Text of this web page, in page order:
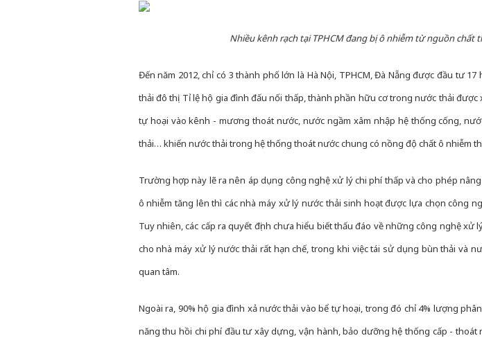
Nhiều kênh rạch tại TPHCM đang bị ô nhiễm từ nguồn chất
Đến năm 2012, chỉ có 3 thành phố lớn là Hà Nội, TPHCM, Đà Nẵng được đầu tư
thải đô thị. Tỉ lệ hộ gia đình đấu nối thấp, thành phần hữu cơ trong nước thải
tự hoại vào kênh - mương thoát nước, nước ngầm xâm nhập hệ thống cống,
thải… khiến nước thải trong hệ thống thoát nước chung có nồng độ chất ô nhiễm
Trường hợp này lẽ ra nên áp dụng công nghệ xử lý chi phí thấp và cho phép
ô nhiễm tăng lên thì các nhà máy xử lý nước thải sinh hoạt được lựa chọn công
Tuy nhiên, các cấp ra quyết định chưa hiểu biết thấu đáo về những công nghệ
cho nhà máy xử lý nước thải rất hạn chế, trong khi việc tái sử dụng bùn thải và
quan tâm.
Ngoài ra, 90% hộ gia đình xả nước thải vào bể tự hoại, trong đó chỉ 4% lượng
năng thu hồi chi phí đầu tư xây dựng, vận hành, bảo dưỡng hệ thống cấp - thoát